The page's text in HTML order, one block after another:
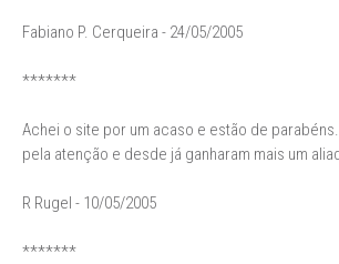
Fabiano P. Cerqueira - 24/05/2005
*******
Achei o site por um acaso e estão de
pela atenção e desde já ganharam mais um
R Rugel - 10/05/2005
*******